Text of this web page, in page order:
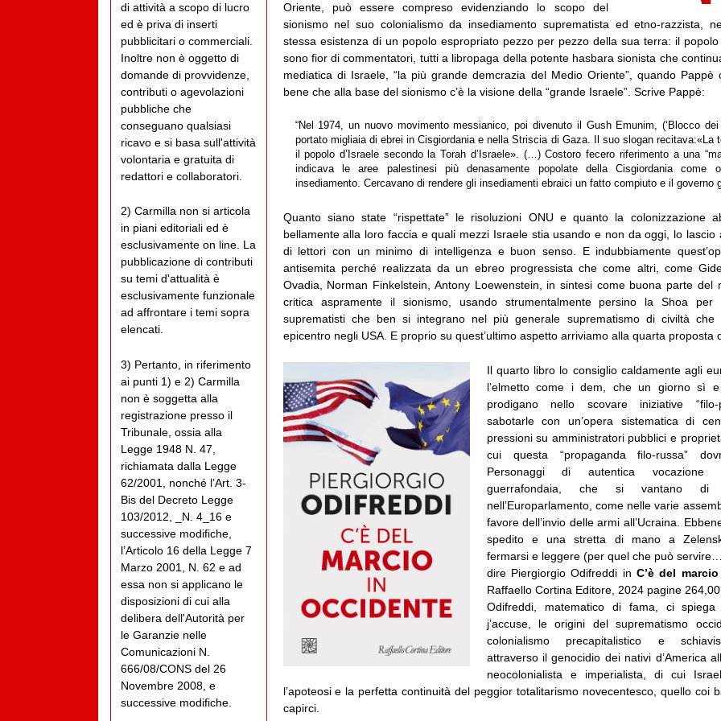
Oriente, può essere compreso evidenziando lo scopo del
sionismo nel suo colonialismo da insediamento suprematista ed etno-razzista,
stessa esistenza di un popolo espropriato pezzo per pezzo della sua terra: il
sono fior di commentatori, tutti a libropaga della potente hasbara sionista che
mediatica di Israele, “la più grande demcrazia del Medio Oriente”, quando Pappè
bene che alla base del sionismo c’è la visione della “grande Israele”. Scrive Pappè:
“Nel 1974, un nuovo movimento messianico, poi divenuto il Gush Emunim, (‘Blocco dei
portato migliaia di ebrei in Cisgiordania e nella Striscia di Gaza. Il suo slogan recitava:«La
il popolo d’Israele secondo la Torah d’Israele». (…) Costoro fecero riferimento a una
indicava le aree palestinesi più denasamente popolate della Cisgiordania come
insediamento. Cercavano di rendere gli insediamenti ebraici un fatto compiuto e il governo
Quanto siano state “rispettate” le risoluzioni ONU e quanto la colonizzazione
bellamente alla loro faccia e quali mezzi Israele stia usando e non da oggi, lo lascio
di lettori con un minimo di intelligenza e buon senso. E indubbiamente
antisemita perché realizzata da un ebreo progressista che come altri, come
Ovadia, Norman Finkelstein, Antony Loewenstein, in sintesi come buona parte del
critica aspramente il sionismo, usando strumentalmente persino la Shoa per
suprematisti che ben si integrano nel più generale suprematismo di civiltà
epicentro negli USA. E proprio su quest’ultimo aspetto arriviamo alla quarta proposta
Il quarto libro lo consiglio caldamente agli
l’elmetto come i dem, che un giorno sì
prodigano nello scovare iniziative “filo-
sabotarle con un’opera sistematica di
pressioni su amministratori pubblici e
cui questa “propaganda filo-russa”
Personaggi di autentica vocazione
guerrafondaia, che si vantano di
nell’Europarlamento, come nelle varie
favore dell’invio delle armi all’Ucraina.
spedito e una stretta di mano a
fermarsi e leggere (per quel che può
dire Piergiorgio Odifreddi in C’è del
Raffaello Cortina Editore, 2024 pagine
Odifreddi, matematico di fama, ci
j’accuse, le origini del suprematismo
colonialismo precapitalistico e
attraverso il genocidio dei nativi d’America
neocolonialista e imperialista, di cui
l’apoteosi e la perfetta continuità del peggior totalitarismo novecentesco, quello coi
capirci.
di attività a scopo di lucro
ed è priva di inserti
pubblicitari o commerciali.
Inoltre non è oggetto di
domande di provvidenze,
contributi o agevolazioni
pubbliche che
conseguano qualsiasi
ricavo e si basa sull'attività
volontaria e gratuita di
redattori e collaboratori.
2) Carmilla non si articola
in piani editoriali ed è
esclusivamente on line. La
pubblicazione di contributi
su temi d'attualità è
esclusivamente funzionale
ad affrontare i temi sopra
elencati.
3) Pertanto, in riferimento
ai punti 1) e 2) Carmilla
non è soggetta alla
registrazione presso il
Tribunale, ossia alla
Legge 1948 N. 47,
richiamata dalla Legge
62/2001, nonché l’Art. 3-
Bis del Decreto Legge
103/2012, _N. 4_16 e
successive modifiche,
l’Articolo 16 della Legge 7
Marzo 2001, N. 62 e ad
essa non si applicano le
disposizioni di cui alla
delibera dell'Autorità per
le Garanzie nelle
Comunicazioni N.
666/08/CONS del 26
Novembre 2008, e
successive modifiche.